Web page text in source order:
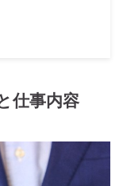
仕事内容